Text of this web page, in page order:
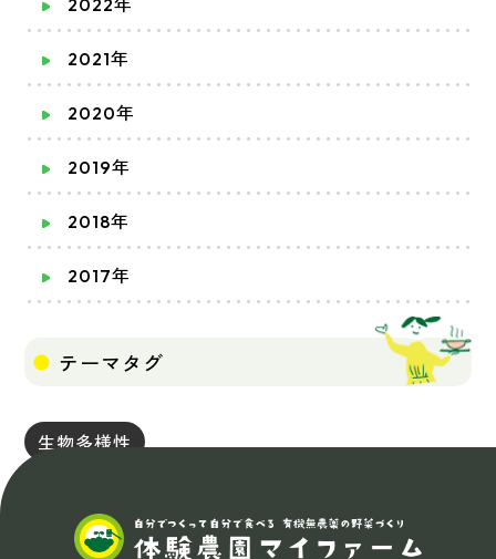
2022年
2021年
2020年
2019年
2018年
2017年
テーマタグ
生物多様性